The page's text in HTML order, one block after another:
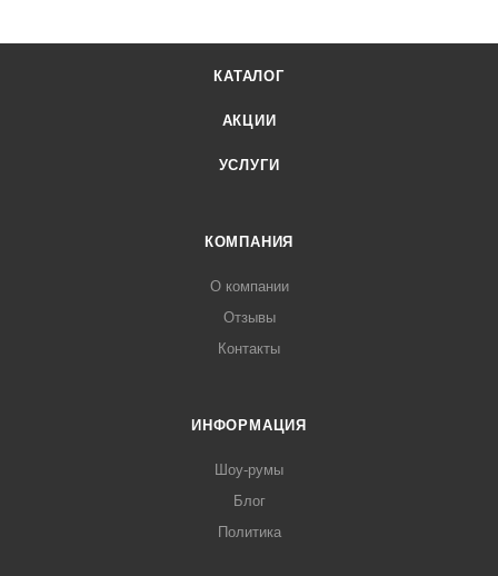
КАТАЛОГ
АКЦИИ
УСЛУГИ
КОМПАНИЯ
О компании
Отзывы
Контакты
ИНФОРМАЦИЯ
Шоу-румы
Блог
Политика